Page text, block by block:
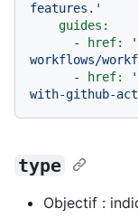
features.'
guides:
-
href:
workflows/
-
href:
with-github-
type
Objectif :